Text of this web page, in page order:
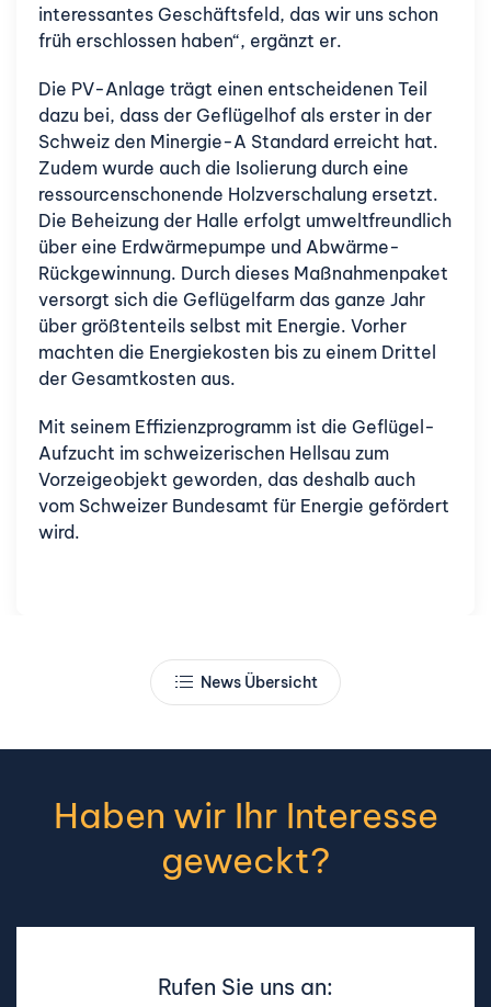
interessantes Geschäftsfeld, das wir uns schon
früh erschlossen haben“, ergänzt er.
Die PV-Anlage trägt einen entscheidenen Teil
dazu bei, dass der Geflügelhof als erster in der
Schweiz den Minergie-A Standard erreicht hat.
Zudem wurde auch die Isolierung durch eine
ressourcenschonende Holzverschalung ersetzt.
Die Beheizung der Halle erfolgt umweltfreundlich
über eine Erdwärmepumpe und Abwärme-
Rückgewinnung. Durch dieses Maßnahmenpaket
versorgt sich die Geflügelfarm das ganze Jahr
über größtenteils selbst mit Energie. Vorher
machten die Energiekosten bis zu einem Drittel
der Gesamtkosten aus.
Mit seinem Effizienzprogramm ist die Geflügel-
Aufzucht im schweizerischen Hellsau zum
Vorzeigeobjekt geworden, das deshalb auch
vom Schweizer Bundesamt für Energie gefördert
wird.
News Übersicht
Haben wir Ihr Interesse
geweckt?
Rufen Sie uns an: